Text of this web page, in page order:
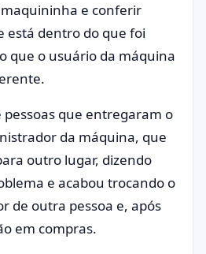
e conferir
está dentro do que foi
que o usuário da máquina
pessoas que entregaram o
da máquina, que
outro lugar, dizendo
e acabou trocando o
de outra pessoa e, após
em compras.